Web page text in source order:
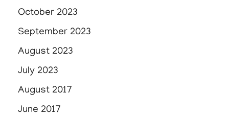
October 2023
September 2023
August 2023
July 2023
August 2017
June 2017